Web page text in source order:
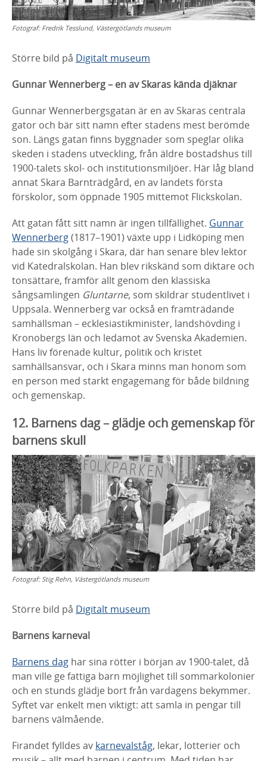
Fotograf: Fredrik Tesslund, Västergötlands museum
Större bild på Digitalt museum
Gunnar Wennerberg – en av Skaras kända djäknar
Gunnar Wennerbergsgatan är en av Skaras centrala
gator och bär sitt namn efter stadens mest berömde
son. Längs gatan finns byggnader som speglar olika
skeden i stadens utveckling, från äldre bostadshus till
1900-talets skol- och institutionsmiljöer. Här låg bland
annat Skara Barnträdgård, en av landets första
förskolor, som öppnade 1905 mittemot Flickskolan.
Att gatan fått sitt namn är ingen tillfällighet. Gunnar
Wennerberg(1817–1901) växte upp i Lidköping men
hade sin skolgång i Skara, där han senare blev lektor
vid Katedralskolan. Han blev rikskänd som diktare och
tonsättare, framför allt genom den klassiska
sångsamlingen Gluntarne, som skildrar studentlivet i
Uppsala. Wennerberg var också en framträdande
samhällsman – ecklesiastikminister, landshövding i
Kronobergs län och ledamot av Svenska Akademien.
Hans liv förenade kultur, politik och kristet
samhällsansvar, och i Skara minns man honom som
en person med starkt engagemang för både bildning
och gemenskap.
12. Barnens dag – glädje och gemenskap för
barnens skull
Fotograf:Stig Rehn, Västergötlands museum
Större bild på Digitalt museum
Barnens karneval
Barnens dag har sina rötter i början av 1900-talet, då
man ville ge fattiga barn möjlighet till sommarkolonier
och en stunds glädje bort från vardagens bekymmer.
Syftet var enkelt men viktigt: att samla in pengar till
barnens välmående.
Firandet fylldes av karnevalståg, lekar, lotterier och